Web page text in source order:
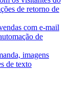
de retorno de
com e-mail
de
imagens
de texto